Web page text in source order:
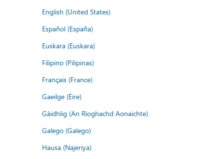
English (United States)
Español (España)
Euskara (Euskara)
Filipino (Pilipinas)
Français (France)
Gaeilge (Éire)
Gàidhlig (An Rìoghachd Aonaichte)
Galego (Galego)
Hausa (Najeriya)